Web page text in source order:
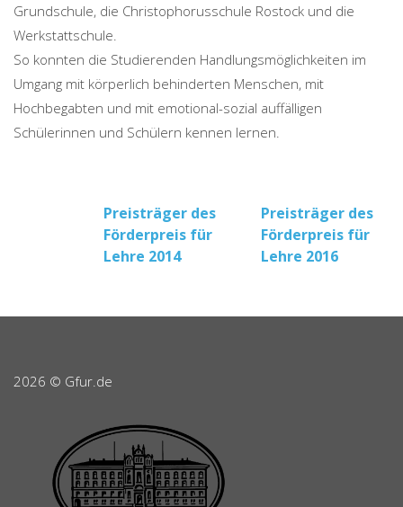
Grundschule, die Christophorusschule Rostock und die
Werkstattschule.
So konnten die Studierenden Handlungsmöglichkeiten im
Umgang mit körperlich behinderten Menschen, mit
Hochbegabten und mit emotional-sozial auffälligen
Schülerinnen und Schülern kennen lernen.
Beitragsnavigation
Preisträger des
Förderpreis für
Lehre 2014
Preisträger des
Förderpreis für
Lehre 2016
2026 © Gfur.de